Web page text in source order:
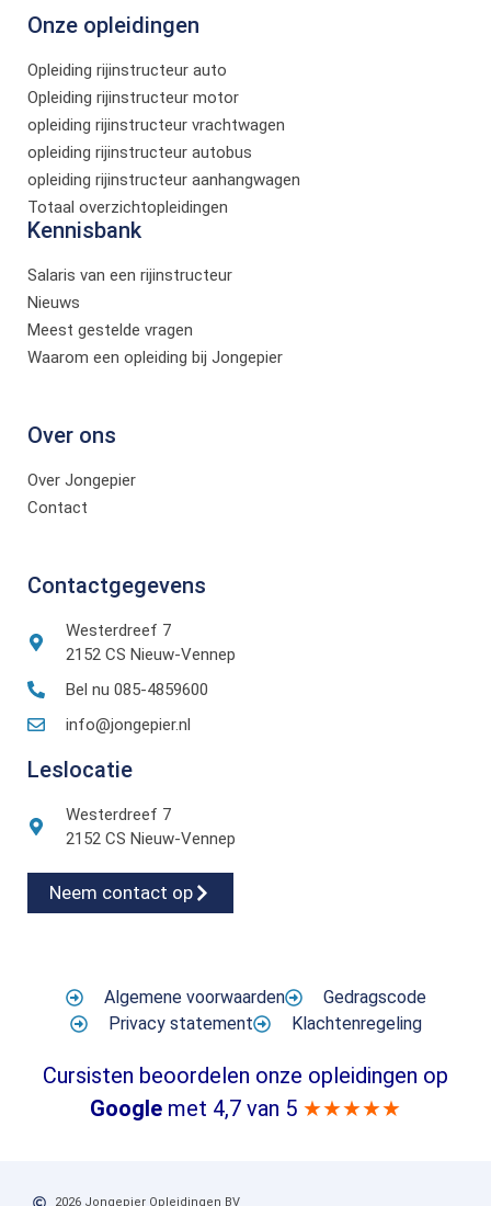
Onze opleidingen
Opleiding rijinstructeur auto
Opleiding rijinstructeur motor
opleiding rijinstructeur vrachtwagen
opleiding rijinstructeur autobus
opleiding rijinstructeur aanhangwagen
Totaal overzichtopleidingen
Kennisbank
Salaris van een rijinstructeur
Nieuws
Meest gestelde vragen
Waarom een opleiding bij Jongepier
Over ons
Over Jongepier
Contact
Contactgegevens
Westerdreef 7
2152 CS Nieuw-Vennep
Bel nu 085-4859600
info@jongepier.nl
Leslocatie
Westerdreef 7
2152 CS Nieuw-Vennep
Neem contact op
Algemene voorwaarden
Gedragscode
Privacy statement
Klachtenregeling
Cursisten beoordelen onze opleidingen op
Google met 4,7 van 5 ★★★★★
2026 Jongepier Opleidingen BV